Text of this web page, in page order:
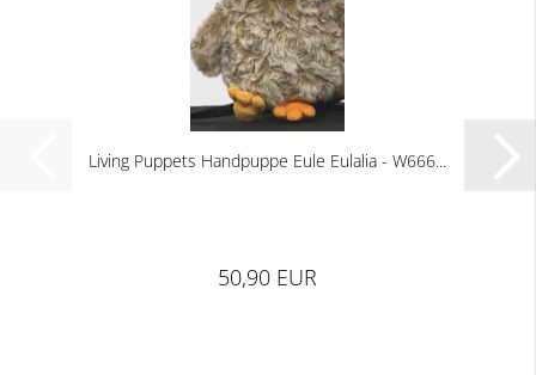
Living Puppets Handpuppe Eule Eulalia - W666...
50,90 EUR